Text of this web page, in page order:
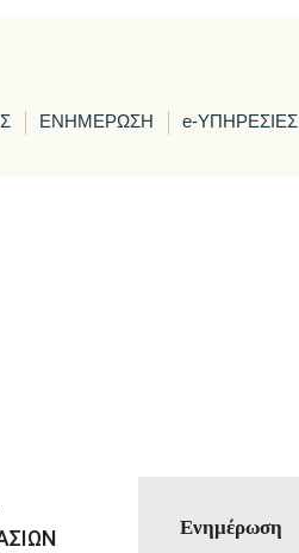
ΕΝΗΜΕΡΩΣΗ e-ΥΠΗΡΕΣΙΕΣ
Ενημέρωση